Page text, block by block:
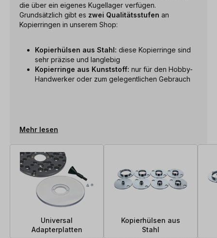
die über ein eigenes Kugellager verfügen.
Grundsätzlich gibt es zwei Qualitätsstufen an
Kopierringen in unserem Shop:
Kopierhülsen aus Stahl: diese Kopierringe sind
sehr präzise und langlebig
Kopierringe aus Kunststoff: nur für den Hobby-
Handwerker oder zum gelegentlichen Gebrauch
Mehr lesen
Universal
Adapterplatten
Kopierhülsen aus
Stahl